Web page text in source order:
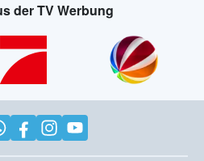
der TV Werbung